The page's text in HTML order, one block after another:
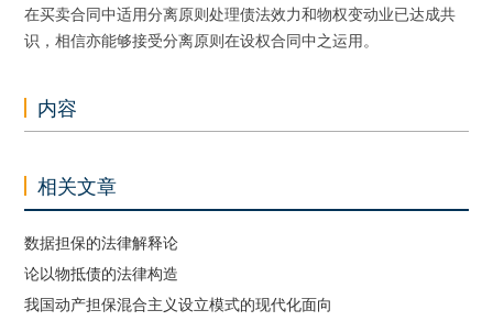
在买卖合同中适用分离原则处理债法效力和物权变动业已达成共
识，相信亦能够接受分离原则在设权合同中之运用。
内容
相关文章
数据担保的法律解释论
论以物抵债的法律构造
我国动产担保混合主义设立模式的现代化面向